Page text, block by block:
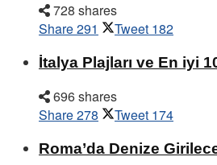
728 shares
Share291 Tweet 182
İtalya Plajları ve En iyi
696 shares
Share278 Tweet 174
Roma’da Denize